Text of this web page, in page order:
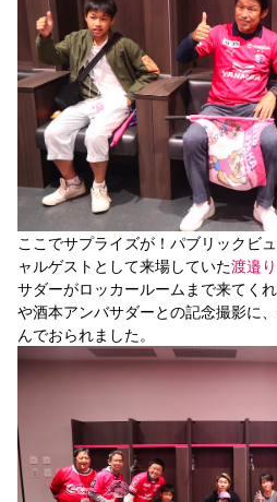
ここでサプライズが！パブリックビ
ャルゲストとして来場していた渡邉
サダーがロッカールームまで来てく
や酒本アンバサダーとの記念撮影に
んでおられました。